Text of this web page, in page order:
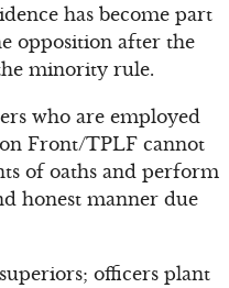
has become part
opposition after the
minority rule.
who are employed
Front/TPLF cannot
of oaths and perform
honest manner due
officers plant